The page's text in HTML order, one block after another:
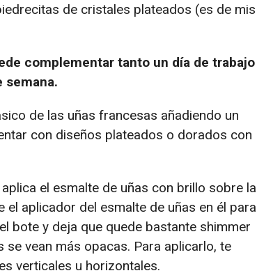
de cristales plateados (es de mis
complementar tanto un día de trabajo
semana.
de las uñas francesas añadiendo un
con diseños plateados o dorados con
el esmalte de uñas con brillo sobre la
aplicador del esmalte de uñas en él para
bote y deja que quede bastante shimmer
vean más opacas. Para aplicarlo, te
verticales u horizontales.